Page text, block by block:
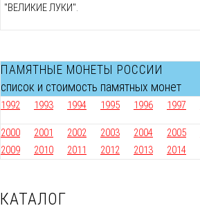
"ВЕЛИКИЕ ЛУКИ".
ПАМЯТНЫЕ МОНЕТЫ РОССИИ
список и стоимость памятных монет
1992 1993 1994 1995 1996 1997
2000 2001 2002 2003 2004 2005
2009
2010 2011 2012 2013 2014
КАТАЛОГ